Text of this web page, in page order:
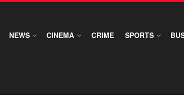
NEWS CINEMA CRIME SPORTS